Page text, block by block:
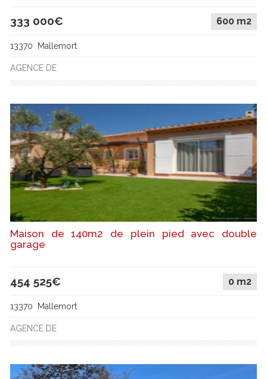
333 000€ 600 m2
13370 Mallemort
AGENCE DE
Maison de 140m2 de plein pied avec double
garage
454 525€ 0 m2
13370 Mallemort
AGENCE DE